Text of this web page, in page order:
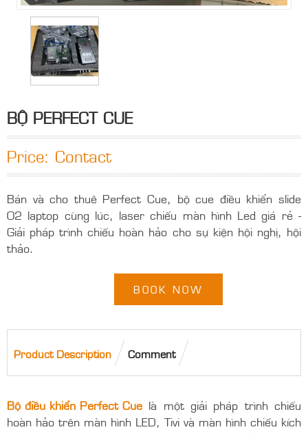
BỘ PERFECT CUE
Price: Contact
Bán và cho thuê Perfect Cue, bộ cue điều khiển slide
02 laptop cùng lúc, laser chiếu màn hình Led giá rẻ -
Giải pháp trình chiếu hoàn hảo cho sự kiện hội nghị, hội
thảo.
BOOK NOW
Product Description Comment
Bộ điều khiển Perfect Cue là một giải pháp trình chiếu
hoàn hảo trên màn hình LED, Tivi và màn hình chiếu kích